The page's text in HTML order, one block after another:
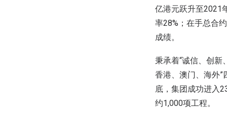
亿港元跃升至2021
率28%；在手总合
成绩。
秉承着“诚信、创新
香港、澳门、海外”
底，集团成功进入
约1,000项工程。